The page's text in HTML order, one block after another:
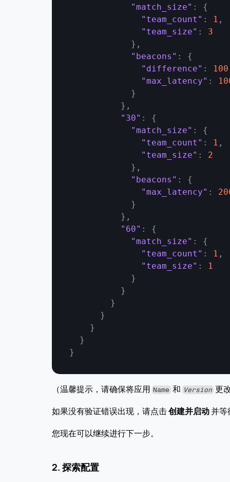
"match_size" :
{
"team_count" : 1 ,
"team_size" :
3
} ,
"beacons" :
{
"difference" : 100
"max_latency" :
}
} ,
"30" :
{
"match_size" :
{
"team_count" : 1 ,
"team_size" :
2
} ,
"beacons" :
{
"max_latency" :
}
} ,
"60" :
{
"match_size" :
{
"team_count" : 1 ,
"team_size" :
1
}
}
}
}
}
}
}
（温馨提示，请确保将应用 Name 和 Version 更
如果没有验证错误出现，请点击 创建并启动 并等
您现在可以继续进行下一步。
2. 探索配置